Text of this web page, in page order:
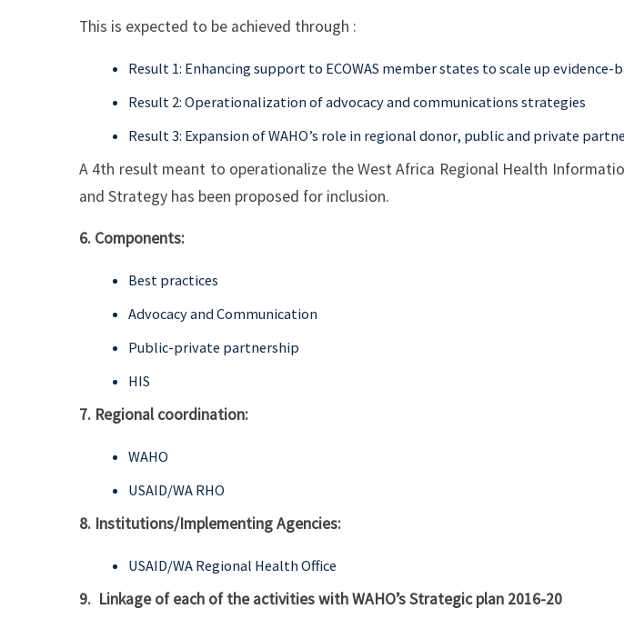
This is expected to be achieved through :
Result 1: Enhancing support to ECOWAS member states to scale up evidence-
Result 2: Operationalization of advocacy and communications strategies
Result 3: Expansion of WAHO’s role in regional donor, public and private
A 4th result meant to operationalize the West Africa Regional Health
and Strategy has been proposed for inclusion.
6. Components:
Best practices
Advocacy and Communication
Public-private partnership
HIS
7. Regional coordination:
WAHO
USAID/WA RHO
8. Institutions/Implementing Agencies:
USAID/WA Regional Health Office
9. Linkage of each of the activities with WAHO’s Strategic plan 2016-20